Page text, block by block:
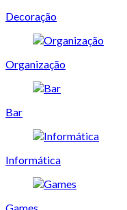
Decoração
Organização
Bar
Informática